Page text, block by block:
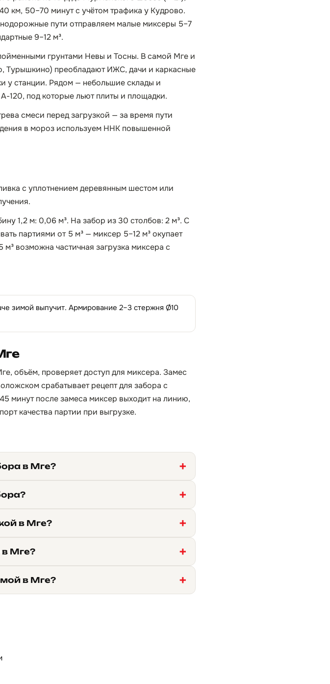
км, 50–70 минут с учётом трафика у Кудрово.
пути отправляем малые миксеры 5–7
9–12 м³.
грунтами Невы и Тосны. В самой Мге и
Турышкино) преобладают ИЖС, дачи и каркасные
у станции. Рядом — небольшие склады и
120, под которые льют плиты и площадки.
смеси перед загрузкой — за время пути
в мороз используем ННК повышенной
с уплотнением деревянным шестом или
1,2 м: 0,06 м³. На забор из 30 столбов: 2 м³. С
партиями от 5 м³ — миксер 5–12 м³ окупает
возможна частичная загрузка миксера с
зимой выпучит. Армирование 2–3 стержня Ø10
объём, проверяет доступ для миксера. Замес
срабатывает рецепт для забора с
минут после замеса миксер выходит на линию,
качества партии при выгрузке.
в Мге?
в Мге?
Мге?
в Мге?